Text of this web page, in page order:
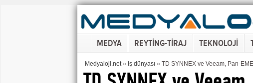
MEDYA REYTİNG-TİRAJ TEKNOLOJİ
Medyaloji.net» iş dünyası» TD SYNNEX ve Veeam, Pan-